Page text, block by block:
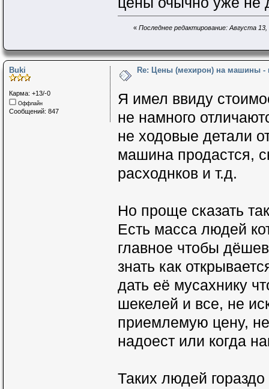
« Последнее редактирование: Августа
Buki
Карма: +13/-0
Оффлайн
Сообщений: 847
Re: Цены (мехирон) на машины -
Я имел ввиду
не намного
не ходовые детали
машина продастся,
расходнков и т.д.
Но проще сказать
Есть масса людей
главное чтобы
знать как
дать её мусахнику
шекелей и все, не
приемлемую цену,
надоест или когда
Таких людей